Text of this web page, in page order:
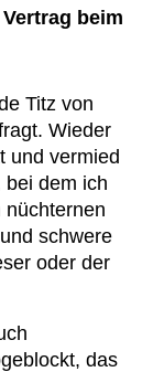
beim
Titz von
Wieder
und vermied
bei dem ich
nüchternen
schwere
oder der
das